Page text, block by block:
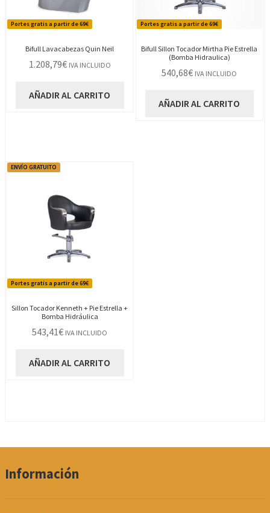
Portes gratis a partir de 69€
Bifull Lavacabezas Quin Neil
1.208,79€ IVA INCLUIDO
AÑADIR AL CARRITO
Portes gratis a partir de 69€
Bifull Sillon Tocador Mirtha Pie Estrella
(Bomba Hidraulica)
540,68€ IVA INCLUIDO
AÑADIR AL CARRITO
Portes gratis a partir de 69€
ENVÍO GRATUITO
Sillon Tocador Kenneth + Pie Estrella +
Bomba Hidráulica
543,41€ IVA INCLUIDO
AÑADIR AL CARRITO
Información